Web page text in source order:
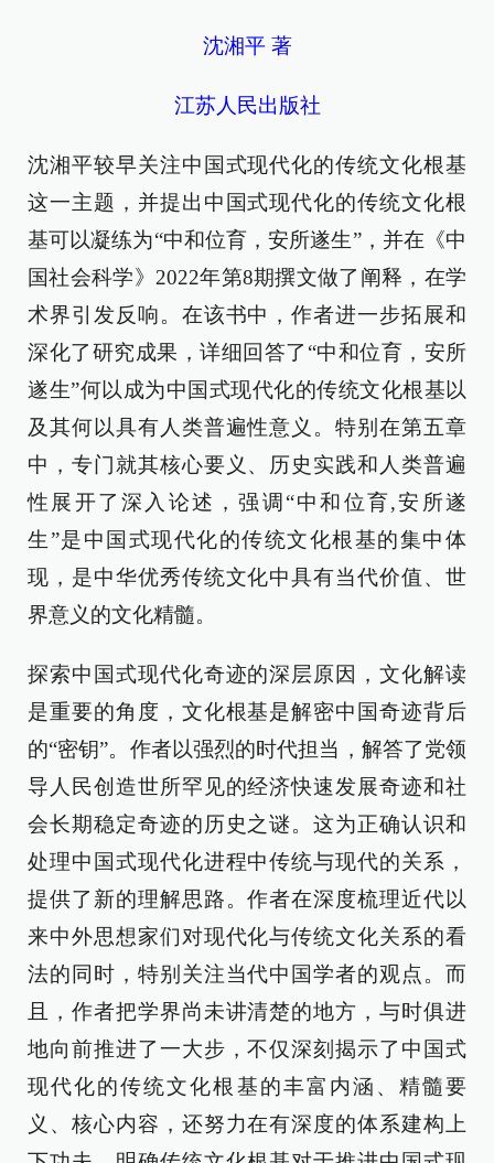
沈湘平 著
江苏人民出版社
沈湘平较早关注中国式现代化的传统文化根基
这一主题，并提出中国式现代化的传统文化根
基可以凝练为“中和位育，安所遂生”，并在《中
国社会科学》2022年第8期撰文做了阐释，在学
术界引发反响。在该书中，作者进一步拓展和
深化了研究成果，详细回答了“中和位育，安所
遂生”何以成为中国式现代化的传统文化根基以
及其何以具有人类普遍性意义。特别在第五章
中，专门就其核心要义、历史实践和人类普遍
性展开了深入论述，强调“中和位育,安所遂
生”是中国式现代化的传统文化根基的集中体
现，是中华优秀传统文化中具有当代价值、世
界意义的文化精髓。
探索中国式现代化奇迹的深层原因，文化解读
是重要的角度，文化根基是解密中国奇迹背后
的“密钥”。作者以强烈的时代担当，解答了党领
导人民创造世所罕见的经济快速发展奇迹和社
会长期稳定奇迹的历史之谜。这为正确认识和
处理中国式现代化进程中传统与现代的关系，
提供了新的理解思路。作者在深度梳理近代以
来中外思想家们对现代化与传统文化关系的看
法的同时，特别关注当代中国学者的观点。而
且，作者把学界尚未讲清楚的地方，与时俱进
地向前推进了一大步，不仅深刻揭示了中国式
现代化的传统文化根基的丰富内涵、精髓要
义、核心内容，还努力在有深度的体系建构上